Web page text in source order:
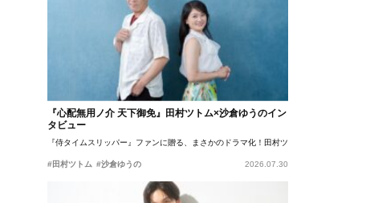
『心配無用ノ介 天下御免』田村ツトム×沙倉ゆうのイン
タビュー
『侍タイムスリッパー』ファンに贈る、まさかのドラマ化！田村ツトム×沙倉ゆうのが語
#田村ツトム #沙倉ゆうの 2026.07.30